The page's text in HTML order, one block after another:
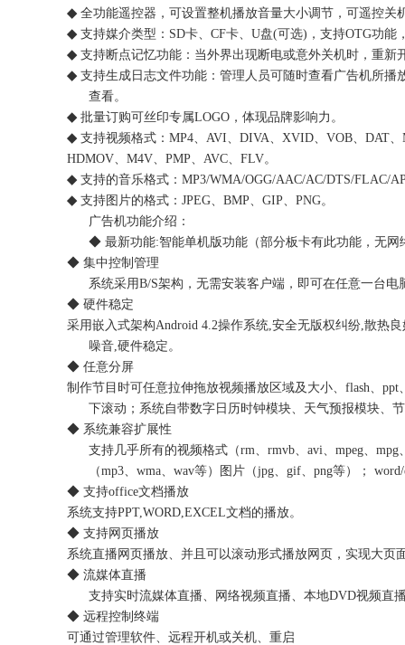
◆ 全功能遥控器，可设置整机播放音量大小调节，可遥控关
◆ 支持媒介类型：SD卡、CF卡、U盘(可选)，支持OTG功
◆ 支持断点记忆功能：当外界出现断电或意外关机时，重新
◆ 支持生成日志文件功能：管理人员可随时查看广告机所
查看。
◆ 批量订购可丝印专属LOGO，体现品牌影响力。
◆ 支持视频格式：MP4、AVI、DIVA、XVID、VOB、DAT
HDMOV、M4V、PMP、AVC、FLV。
◆ 支持的音乐格式：MP3/WMA/OGG/AAC/AC/DTS/FLAC/
◆ 支持图片的格式：JPEG、BMP、GIP、PNG。
广告机功能介绍：
◆ 最新功能:智能单机版功能（部分板卡有此功能，无
◆ 集中控制管理
系统采用B/S架构，无需安装客户端，即可在任意一台
◆ 硬件稳定
采用嵌入式架构Android 4.2操作系统,安全无版权纠纷,散热
噪音,硬件稳定。
◆ 任意分屏
制作节目时可任意拉伸拖放视频播放区域及大小、flash、
下滚动；系统自带数字日历时钟模块、天气预报模块、
◆ 系统兼容扩展性
支持几乎所有的视频格式（rm、rmvb、avi、mpeg、
（mp3、wma、wav等）图片（jpg、gif、png等）；
◆ 支持office文档播放
系统支持PPT,WORD,EXCEL文档的播放。
◆ 支持网页播放
系统直播网页播放、并且可以滚动形式播放网页，实现大页
◆ 流媒体直播
支持实时流媒体直播、网络视频直播、本地DVD视频直
◆ 远程控制终端
可通过管理软件、远程开机或关机、重启